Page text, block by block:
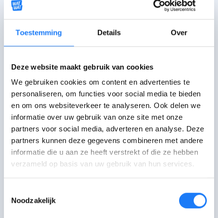
Toestemming Details Over
Deze website maakt gebruik van cookies
We gebruiken cookies om content en advertenties te
personaliseren, om functies voor social media te bieden
en om ons websiteverkeer te analyseren. Ook delen we
informatie over uw gebruik van onze site met onze
partners voor social media, adverteren en analyse. Deze
partners kunnen deze gegevens combineren met andere
informatie die u aan ze heeft verstrekt of die ze hebben
verzameld op basis van uw gebruik van hun services.
Noodzakelijk
hebben elk hun eigen openingsuren.
TEJO
Therapeutische begeleiding
voor jongeren tussen 10 en 20
jaar. Anoniem en gratis, met of
zonder afspraak.